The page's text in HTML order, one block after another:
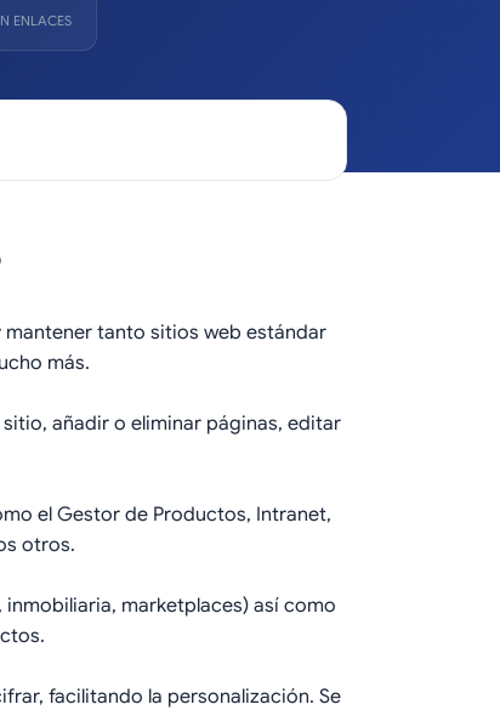
ENLACES
tanto sitios web estándar
más.
añadir o eliminar páginas, editar
el Gestor de Productos, Intranet,
otros.
marketplaces) así como
facilitando la personalización. Se